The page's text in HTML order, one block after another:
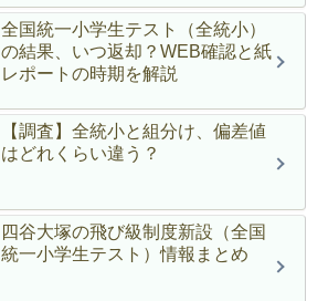
全国統一小学生テスト（全統小）
の結果、いつ返却？WEB確認と紙
レポートの時期を解説
【調査】全統小と組分け、偏差値
はどれくらい違う？
四谷大塚の飛び級制度新設（全国
統一小学生テスト）情報まとめ